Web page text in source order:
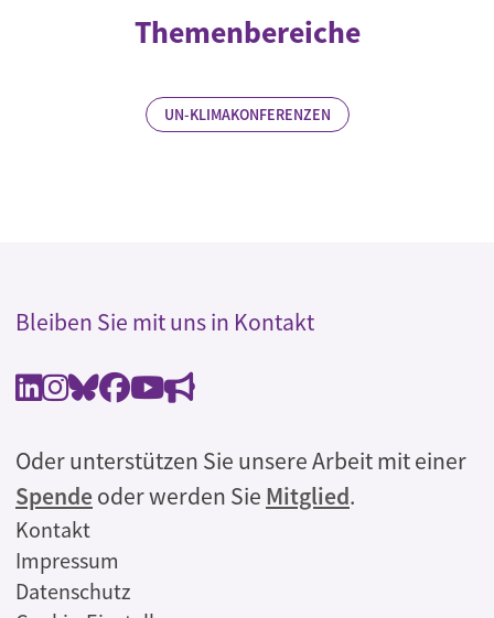
Themenbereiche
UN-KLIMAKONFERENZEN
Bleiben Sie mit uns in Kontakt
Oder unterstützen Sie unsere Arbeit mit einer
Spendeoder werden Sie Mitglied.
Rechtliches
Kontakt
Impressum
Datenschutz